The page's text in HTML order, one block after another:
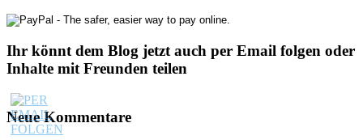
Ihr könnt dem Blog jetzt auch per Email folgen oder
Inhalte mit Freunden teilen
Neue Kommentare